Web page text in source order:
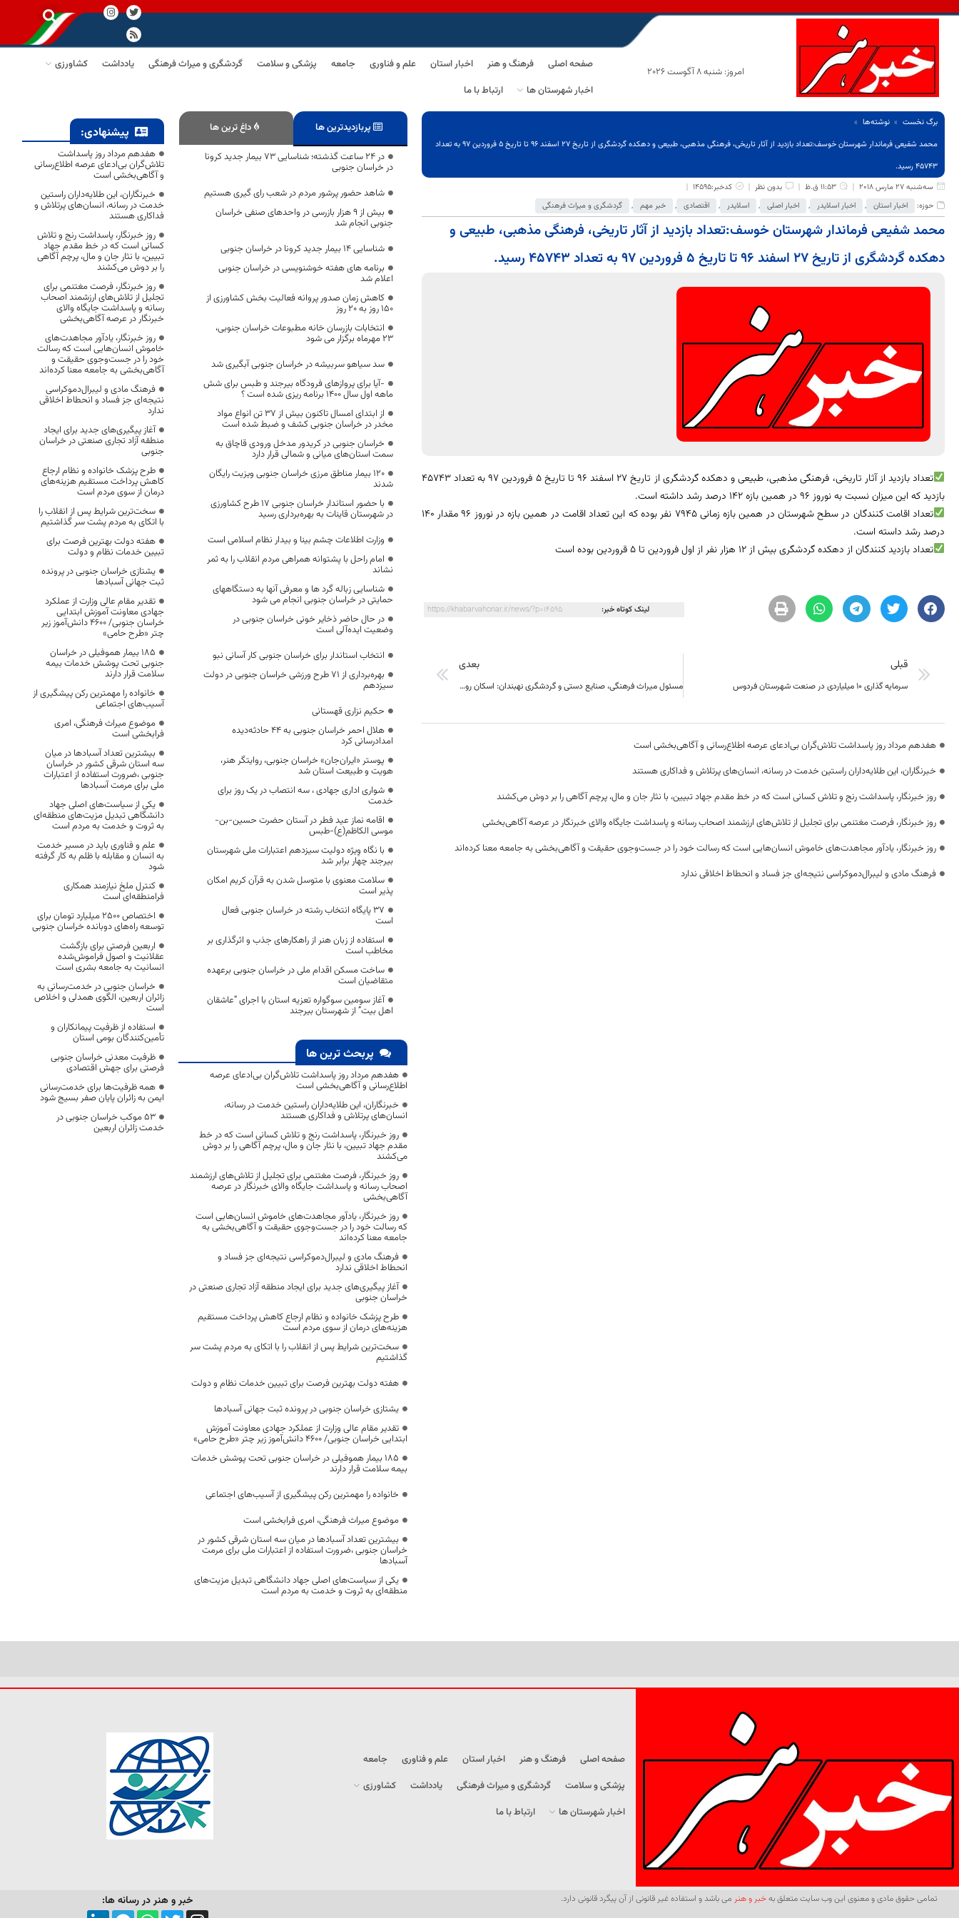
امروز: شنبه 8 آگوست 2026
صفحه اصلی فرهنگ و هنر اخبار استان علم و فناوری جامعه پزشکی و سلامت گردشگری و میراث فرهنگی یادداشت
کشاورزی
اخبار شهرستان ها
ارتباط با ما
برگ نخست
نوشته‌ها
محمد شفیعی فرماندار شهرستان خوسف:تعداد بازدید از آثار تاریخی، فرهنگی مذهبی، طبیعی و دهکده گردشگری از تاریخ 27 اسفند 96 تا تاریخ 5 فروردین 97 به تعداد
45743 رسید.
سه‌شنبه 27 مارس 2018
11:53 ق.ظ بدون نظر
کدخبر:14595
حوزه:
اخبار استان , اخبار اسلایدر , اخبار اصلی , اسلایدر , اقتصادی , خبر مهم , گردشگری و میراث فرهنگی
محمد شفیعی فرماندار شهرستان خوسف:تعداد بازدید از آثار تاریخی، فرهنگی مذهبی، طبیعی و
دهکده گردشگری از تاریخ 27 اسفند 96 تا تاریخ 5 فروردین 97 به تعداد 45743 رسید.
تعداد بازدید از آثار تاریخی، فرهنگی مذهبی، طبیعی و دهکده گردشگری از تاریخ 27 اسفند 96 تا تاریخ 5 فروردین 97 به تعداد 45743
بازدید که این میزان نسبت به نوروز 96 در همین بازه ۱۴۲ درصد رشد داشته است.
تعداد اقامت کنندگان در سطح شهرستان در همین بازه زمانی 7945 نفر بوده که این تعداد اقامت در همین بازه در نوروز 96 مقدار ۱۴۰
درصد رشد داسته است.
تعداد بازدید کنندگان از دهکده گردشگری بیش از 12 هزار نفر از اول فروردین تا 5 قروردین بوده است
لینک کوتاه خبر: https://khabarvahonar.ir/news/?p=14595
قبلی
سرمایه گذاری 10 میلیاردی در صنعت شهرستان فردوس
بعدی
مسئول میراث فرهنگی، صنایع دستی و گردشگری نهبندان: اسکان روزانه 5 هزار مسافر نوروزی در شهرستان نهبندان
هفدهم مرداد روز پاسداشت تلاش‌گران بی‌ادعای عرصه اطلاع‌رسانی و آگاهی‌بخشی است
خبرنگاران، این طلایه‌داران راستین خدمت در رسانه، انسان‌های پرتلاش و فداکاری هستند
روز خبرنگار، پاسداشت رنج و تلاش کسانی است که در خط مقدم جهاد تبیین، با نثار جان و مال، پرچم آگاهی را بر دوش می‌کشند
روز خبرنگار، فرصت مغتنمی برای تجلیل از تلاش‌های ارزشمند اصحاب رسانه و پاسداشت جایگاه والای خبرنگار در عرصه آگاهی‌بخشی
روز خبرنگار، یادآور مجاهدت‌های خاموش انسان‌هایی است که رسالت خود را در جست‌وجوی حقیقت و آگاهی‌بخشی به جامعه معنا کرده‌اند
فرهنگ مادی و لیبرال‌دموکراسی نتیجه‌ای جز فساد و انحطاط اخلاقی ندارد
پربازدیدترین ها داغ ترین ها
در 24 ساعت گذشته؛ شناسایی 73 بیمار جدید کرونا
در خراسان جنوبی
شاهد حضور پرشور مردم در شعب رای گیری هستیم
بیش از ۹ هزار بازرسی در واحدهای صنفی خراسان
جنوبی انجام شد
شناسایی 14 بیمار جدید کرونا در خراسان جنوبی
برنامه های هفته خوشنویسی در خراسان جنوبی
اعلام شد
کاهش زمان صدور پروانه فعالیت بخش کشاورزی از
۱۵۰ روز به ۲۰ روز
انتخابات بازرسان خانه مطبوعات خراسان جنوبی،
23 مهرماه برگزار می شود
سد سیاهو سربیشه در خراسان جنوبی آبگیری شد
-آیا برای پروازهای فرودگاه بیرجند و طبس برای شش
ماهه اول سال 1400 برنامه ریزی شده است ؟
از ابتدای امسال تاکنون بیش از 37 تن انواع مواد
مخدر در خراسان جنوبی کشف و ضبط شده است
خراسان جنوبی در کریدور مدخل ورودی قاچاق به
سمت استان‌های میانی و شمالی قرار دارد
۱۲۰ بیمار مناطق مرزی خراسان جنوبی ویزیت رایگان
شدند
با حضور استاندار خراسان جنوبی ۱۷ طرح کشاورزی
در شهرستان قاینات به بهره‌برداری رسید
وزارت اطلاعات چشم بینا و بیدار نظام اسلامی است
امام راحل با پشتوانه همراهی مردم انقلاب را به ثمر
نشاند
شناسایی زباله گرد ها و معرفی آنها به دستگاههای
حمایتی در خراسان جنوبی انجام می شود
در حال حاضر ذخایر خونی خراسان جنوبی در
وضعیت ایده‌آلی است
انتخاب استاندار برای خراسان جنوبی کار آسانی نبو
بهره‌برداری از ۷۱ طرح ورزشی خراسان جنوبی در دولت
سیزدهم
حکیم نزاری قهستانی
هلال احمر خراسان جنوبی به ۴۴ حادثه‌دیده
امدادرسانی کرد
پوستر «ایران‌جان» خراسان جنوبی، روایتگر هنر،
هویت و طبیعت استان شد
شواری اداری جهادی ، سه انتصاب در یک روز برای
خدمت
اقامه نماز عید فطر در آستان حضرت حسین-بن-
موسی الکاظم(ع)-طبس
با نگاه وِیژه دولیت سیزدهم اعتبارات ملی شهرستان
بیرجند چهار برابر شد
سلامت معنوی با متوسل شدن به قرآن کریم امکان
پذیر است
37 پایگاه انتخاب رشته در خراسان جنوبی فعال
است
استفاده از زبان هنر از راهکارهای جذب و اثرگذاری بر
مخاطب است
ساخت مسکن اقدام ملی در خراسان جنوبی برعهده
متقاضیان است
آغاز سومین سوگواره تعزیه استان با اجرای “عاشقان
اهل بیت” از شهرستان بیرجند
پربحث ترین ها
هفدهم مرداد روز پاسداشت تلاش‌گران بی‌ادعای عرصه
اطلاع‌رسانی و آگاهی‌بخشی است
خبرنگاران، این طلایه‌داران راستین خدمت در رسانه،
انسان‌های پرتلاش و فداکاری هستند
روز خبرنگار، پاسداشت رنج و تلاش کسانی است که در خط
مقدم جهاد تبیین، با نثار جان و مال، پرچم آگاهی را بر دوش
می‌کشند
روز خبرنگار، فرصت مغتنمی برای تجلیل از تلاش‌های ارزشمند
اصحاب رسانه و پاسداشت جایگاه والای خبرنگار در عرصه
آگاهی‌بخشی
روز خبرنگار، یادآور مجاهدت‌های خاموش انسان‌هایی است
که رسالت خود را در جست‌وجوی حقیقت و آگاهی‌بخشی به
جامعه معنا کرده‌اند
فرهنگ مادی و لیبرال‌دموکراسی نتیجه‌ای جز فساد و
انحطاط اخلاقی ندارد
آغاز پیگیری‌های جدید برای ایجاد منطقه آزاد تجاری صنعتی در
خراسان جنوبی
طرح پزشک خانواده و نظام ارجاع کاهش پرداخت مستقیم
هزینه‌های درمان از سوی مردم است
سخت‌ترین شرایط پس از انقلاب را با اتکای به مردم پشت سر
گذاشتیم
هفته دولت بهترین فرصت برای تبیین خدمات نظام و دولت
یشتازی خراسان جنوبی در پرونده ثبت جهانی آسبادها
تقدیر مقام عالی وزارت از عملکرد جهادی معاونت آموزش
ابتدایی خراسان جنوبی/ ۴۶۰۰ دانش‌آموز زیر چتر «طرح حامی»
۱۸۵ بیمار هموفیلی در خراسان جنوبی تحت پوشش خدمات
بیمه سلامت قرار دارند
خانواده را مهمترین رکن پیشگیری از آسیب‌های اجتماعی
موضوع میراث فرهنگی، امری فرابخشی است
بیشترین تعداد آسبادها در میان سه استان شرقی کشور در
خراسان جنوبی ،ضرورت استفاده از اعتبارات ملی برای مرمت
آسبادها
یکی از سیاست‌های اصلی جهاد دانشگاهی تبدیل مزیت‌های
منطقه‌ای به ثروت و خدمت به مردم است
پیشنهادی:
هفدهم مرداد روز پاسداشت
تلاش‌گران بی‌ادعای عرصه اطلاع‌رسانی
و آگاهی‌بخشی است
خبرنگاران، این طلایه‌داران راستین
خدمت در رسانه، انسان‌های پرتلاش و
فداکاری هستند
روز خبرنگار، پاسداشت رنج و تلاش
کسانی است که در خط مقدم جهاد
تبیین، با نثار جان و مال، پرچم آگاهی
را بر دوش می‌کشند
روز خبرنگار، فرصت مغتنمی برای
تجلیل از تلاش‌های ارزشمند اصحاب
رسانه و پاسداشت جایگاه والای
خبرنگار در عرصه آگاهی‌بخشی
روز خبرنگار، یادآور مجاهدت‌های
خاموش انسان‌هایی است که رسالت
خود را در جست‌وجوی حقیقت و
آگاهی‌بخشی به جامعه معنا کرده‌اند
فرهنگ مادی و لیبرال‌دموکراسی
نتیجه‌ای جز فساد و انحطاط اخلاقی
ندارد
آغاز پیگیری‌های جدید برای ایجاد
منطقه آزاد تجاری صنعتی در خراسان
جنوبی
طرح پزشک خانواده و نظام ارجاع
کاهش پرداخت مستقیم هزینه‌های
درمان از سوی مردم است
سخت‌ترین شرایط پس از انقلاب را
با اتکای به مردم پشت سر گذاشتیم
هفته دولت بهترین فرصت برای
تبیین خدمات نظام و دولت
یشتازی خراسان جنوبی در پرونده
ثبت جهانی آسبادها
تقدیر مقام عالی وزارت از عملکرد
جهادی معاونت آموزش ابتدایی
خراسان جنوبی/ ۴۶۰۰ دانش‌آموز زیر
چتر «طرح حامی»
۱۸۵ بیمار هموفیلی در خراسان
جنوبی تحت پوشش خدمات بیمه
سلامت قرار دارند
خانواده را مهمترین رکن پیشگیری از
آسیب‌های اجتماعی
موضوع میراث فرهنگی، امری
فرابخشی است
بیشترین تعداد آسبادها در میان
سه استان شرقی کشور در خراسان
جنوبی ،ضرورت استفاده از اعتبارات
ملی برای مرمت آسبادها
یکی از سیاست‌های اصلی جهاد
دانشگاهی تبدیل مزیت‌های منطقه‌ای
به ثروت و خدمت به مردم است
علم و فناوری باید در مسیر خدمت
به انسان و مقابله با ظلم به کار گرفته
شود
کنترل ملخ نیازمند همکاری
فرامنطقه‌ای است
اختصاص 2500 میلیارد تومان برای
توسعه راه‌های دوبانده خراسان جنوبی
اربعین فرصتی برای بازگشت
عقلانیت و اصول فراموش‌شده
انسانیت به جامعه بشری است
خراسان جنوبی در خدمت‌رسانی به
زائران اربعین، الگوی همدلی و اخلاص
است
استفاده از ظرفیت پیمانکاران و
تأمین‌کنندگان بومی استان
ظرفیت معدنی خراسان جنوبی
فرصتی برای جهش اقتصادی
همه ظرفیت‌ها برای خدمت‌رسانی
ایمن به زائران پایان صفر بسیج شود
53 موکب خراسان جنوبی در
خدمت زائران اربعین
صفحه اصلی فرهنگ و هنر اخبار استان علم و فناوری
جامعه
پزشکی و سلامت
گردشگری و میراث فرهنگی یادداشت
کشاورزی
اخبار شهرستان ها
ارتباط با ما
تمامی حقوق مادی و معنوی این وب سایت متعلق بهخبر و هنر می باشد و استفاده غیر قانونی از آن پیگرد قانونی دارد.
خبر و هنر در رسانه ها: